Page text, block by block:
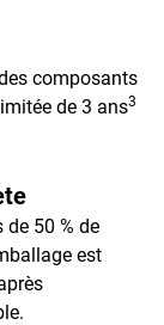
composants
de 3 ans3
50 % de
est